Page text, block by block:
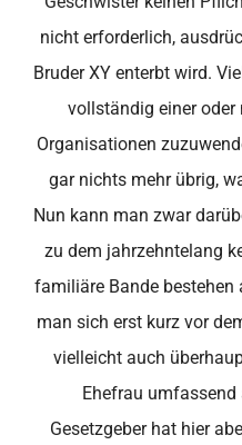
nicht erforderlich,
Bruder XY enterbt wird.
vollständig einer oder
Organisationen
gar nichts mehr übrig,
Nun kann man zwar
zu dem jahrzehntelang
familiäre Bande bestehen
man sich erst kurz vor
vielleicht auch
Ehefrau umfassend
Gesetzgeber hat hier